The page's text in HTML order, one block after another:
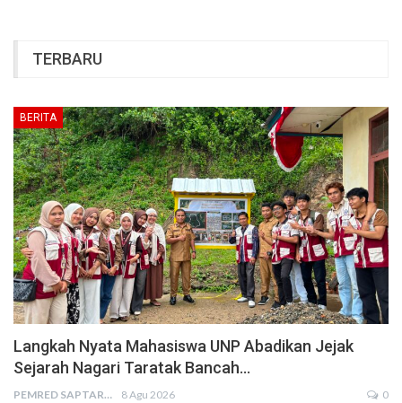
TERBARU
BERITA
Langkah Nyata Mahasiswa UNP Abadikan Jejak
Sejarah Nagari Taratak Bancah…
PEMRED SAPTARIUS 8 Agu 2026 0